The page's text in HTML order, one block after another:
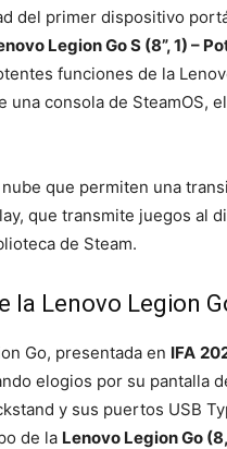
del primer dispositivo
Legion Go S (8”, 1) –
funciones de la
una consola de SteamOS,
que permiten una
que transmite juegos al
de Steam.
Lenovo Legion
Go, presentada en IFA
elogios por su pantalla
y sus puertos USB
de la Lenovo Legion Go